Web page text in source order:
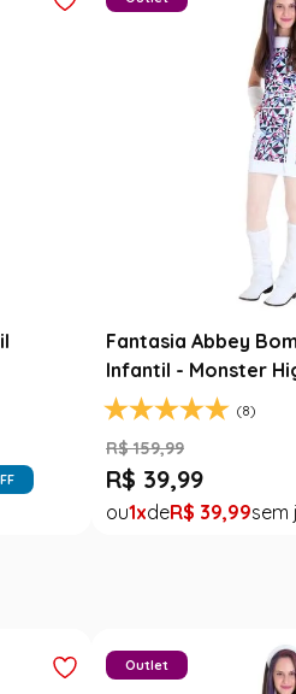
Fantasia Abbey
Infantil - Monster
(8)
R$ 159,99
R$ 39,99
1 R$ 39,99
Outlet